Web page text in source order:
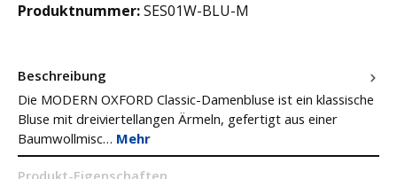
Produktnummer:SES01W-BLU-M
Beschreibung
Die MODERN OXFORD Classic-Damenbluse ist ein klassische
Bluse mit dreiviertellangen Ärmeln, gefertigt aus einer
Baumwollmisc… Mehr